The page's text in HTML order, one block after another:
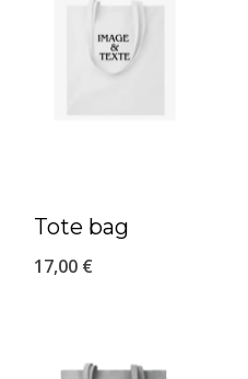
Tote bag
17,00 €